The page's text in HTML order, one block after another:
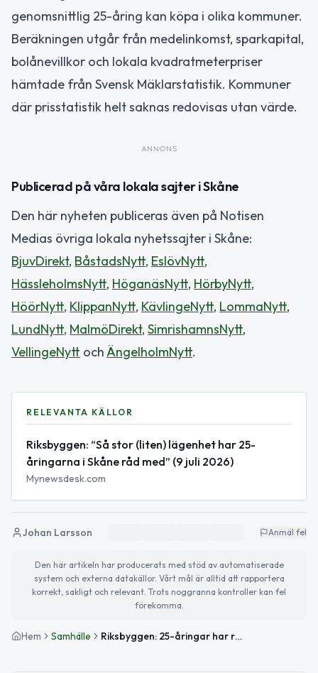
genomsnittlig 25-åring kan köpa i olika kommuner.
Beräkningen utgår från medelinkomst, sparkapital,
bolånevillkor och lokala kvadratmeterpriser
hämtade från Svensk Mäklarstatistik. Kommuner
där prisstatistik helt saknas redovisas utan värde.
ANNONS
Publicerad på våra lokala sajter i Skåne
Den här nyheten publiceras även på Notisen
Medias övriga lokala nyhetssajter i Skåne:
BjuvDirekt, BåstadsNytt, EslövNytt,
HässleholmsNytt, HöganäsNytt, HörbyNytt,
HöörNytt, KlippanNytt, KävlingeNytt, LommaNytt,
LundNytt, MalmöDirekt, SimrishamnsNytt,
VellingeNytt ochÄngelholmNytt.
RELEVANTA KÄLLOR
Riksbyggen: “Så stor (liten) lägenhet har 25-
åringarna i Skåne råd med” (9 juli 2026)
Mynewsdesk.com
Johan Larsson Anmäl fel
Den här artikeln har producerats med stöd av automatiserade
system och externa datakällor. Vårt mål är alltid att rapportera
korrekt, sakligt och relevant. Trots noggranna kontroller kan fel
förekomma.
Hem Samhälle Riksbyggen: 25-åringar har råd med 3,3 kvm i Lund – 29,9 kvm i Perstorp